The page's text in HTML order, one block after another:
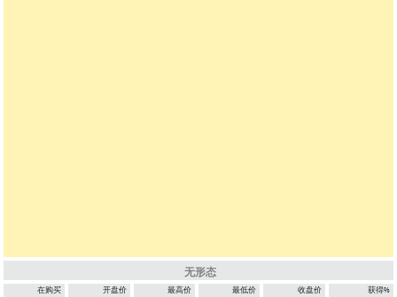
无形态
在购买 开盘价 最高价 最低价 收盘价 获得%